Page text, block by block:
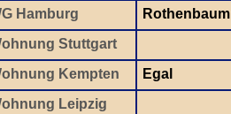
Hamburg
Rothenbaum
Stuttgart
Kempten
Egal
Leipzig